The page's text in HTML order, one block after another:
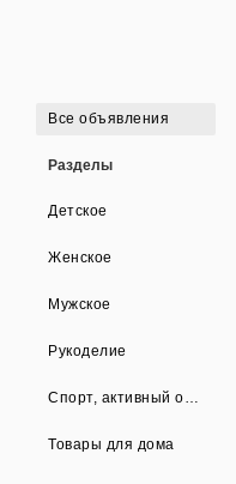
Все объявления
Разделы
Детское
Женское
Мужское
Рукоделие
Товары для дома